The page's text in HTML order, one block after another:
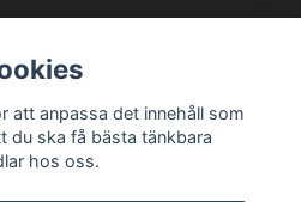
Prenumerera
att anpassa det innehåll som
du ska få bästa tänkbara
hos oss.